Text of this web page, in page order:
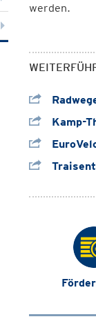
werden.
Kamp-